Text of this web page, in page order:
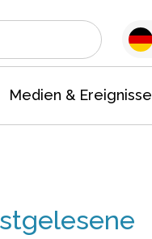
Medien & Ereignisse